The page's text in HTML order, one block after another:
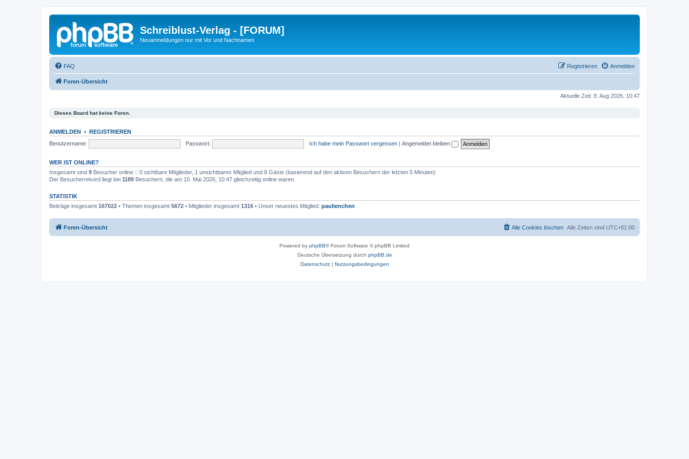
Schreiblust-Verlag - [FORUM]
Neuanmeldungen nur mit Vor und Nachnamen
FAQ Anmelden
Registrieren
Foren-Übersicht
Aktuelle Zeit: 8. Aug 2026, 10:47
Dieses Board hat keine Foren.
ANMELDEN • REGISTRIEREN
Benutzername:
Passwort: Ich habe mein Passwort vergessen | Angemeldet bleiben
WER IST ONLINE?
Insgesamt sind 9 Besucher online :: 0 sichtbare Mitglieder, 1 unsichtbares Mitglied und 8 Gäste (basierend auf den aktiven Besuchern der letzten 5 Minuten)
Der Besucherrekord liegt bei 1189 Besuchern, die am 10. Mai 2026, 10:47 gleichzeitig online waren.
STATISTIK
Beiträge insgesamt 167022 • Themen insgesamt 5672 • Mitglieder insgesamt 1316 • Unser neuestes Mitglied: paulienchen
Foren-Übersicht Alle Zeiten sind UTC+01:00
Alle Cookies löschen
Powered by phpBB® Forum Software © phpBB Limited
Deutsche Übersetzung durch phpBB.de
Datenschutz| Nutzungsbedingungen